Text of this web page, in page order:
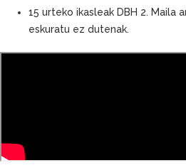
15 urteko ikasleak DBH 2. Maila
eskuratu ez dutenak.